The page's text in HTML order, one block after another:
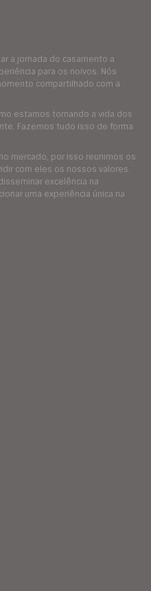
a jornada do casamento a
para os noivos. Nós
compartilhado com a
estamos tornando a vida dos
Fazemos tudo isso de forma
mercado, por isso reunimos os
com eles os nossos valores.
excelência na
uma experiência única na